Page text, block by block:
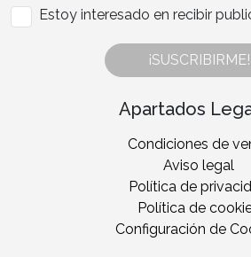
Estoy interesado en recibir
¡SUSCRIBIRME!
Apartados
Condiciones de
Aviso legal
Política de
Política de
Configuración de